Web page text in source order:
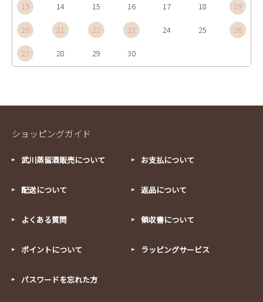
13 14 15 16 17 18 19
20 21 22 23 24 25 26
27 28 29 30
ショッピングガイド
武川蒸留酒販売について お支払について
配送について 返品について
よくある質問 領収書について
ポイントについて ラッピングサービス
パスワードを忘れた方